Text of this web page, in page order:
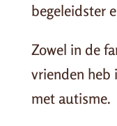
begeleidster
Zowel in de
vrienden heb
met autisme.